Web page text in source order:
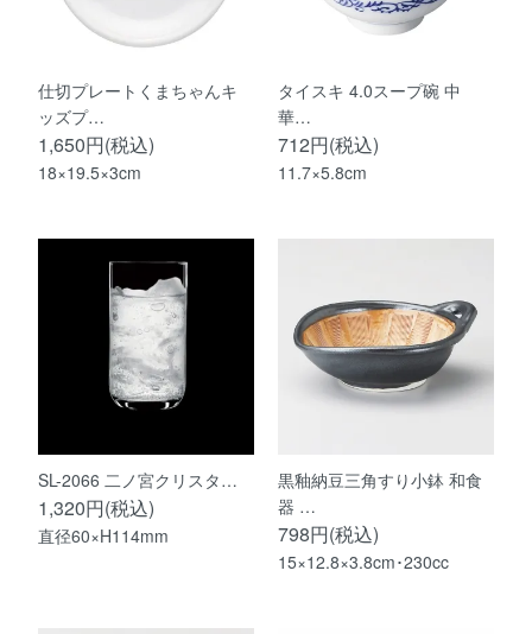
仕切プレートくまちゃんキ
ッズプ…
1,650円(税込)
18×19.5×3cm
タイスキ 4.0スープ碗 中
華…
712円(税込)
11.7×5.8cm
SL-2066 二ノ宮クリスタ…
1,320円(税込)
直径60×H114mm
黒釉納豆三角すり小鉢 和食
器 …
798円(税込)
15×12.8×3.8cm･230cc